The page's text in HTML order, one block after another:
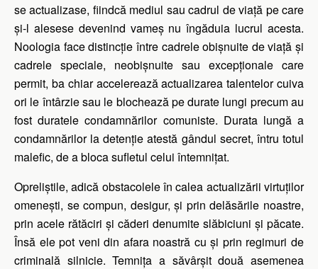
se actualizase, fiindcă mediul sau cadrul de viață pe care
și-l alesese devenind vameș nu îngăduia lucrul acesta.
Noologia face distincție între cadrele obișnuite de viață și
cadrele speciale, neobișnuite sau excepționale care
permit, ba chiar accelerează actualizarea talentelor cuiva
ori le întârzie sau le blochează pe durate lungi precum au
fost duratele condamnărilor comuniste. Durata lungă a
condamnărilor la detenție atestă gândul secret, întru totul
malefic, de a bloca sufletul celui întemnițat.
Opreliștile, adică obstacolele în calea actualizării virtuților
omenești, se compun, desigur, și prin delăsările noastre,
prin acele rătăciri și căderi denumite slăbiciuni și păcate.
Însă ele pot veni din afara noastră cu și prin regimuri de
criminală silnicie. Temnița a săvârșit două asemenea